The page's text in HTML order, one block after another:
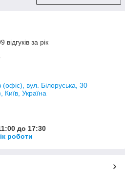
за рік
вул. Білоруська, 30
Київ, Україна
до 17:30
роботи